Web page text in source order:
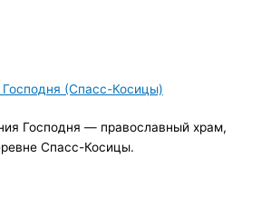
(Спасс-Косицы)
Господня — православный храм,
Спасс-Косицы.